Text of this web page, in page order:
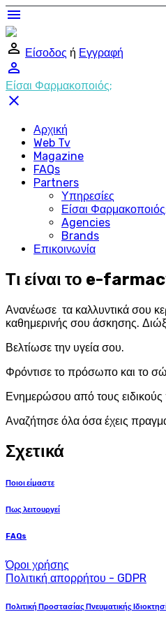
menu
perm_identity Είσοδος ή Εγγραφή
perm_identity
Είσαι Φαρμακοποιός;
close
Αρχική
Web Tv
Magazine
FAQs
Partners
Υπηρεσίες
Είσαι
Agencies
Brands
Επικοινωνία
Τι είναι το e-
Ανανέωσε τα καλλυντικά σου
καθημερινής σου άσκησης.
Βελτίωσε την υγεία σου.
Φρόντισε το πρόσωπο και το
Ενημερώσου από τους ειδικούς
Αναζήτησε όλα όσα έχεις
Σχετικά
Ποιοι είμαστε
Πως λειτουργεί
FAQs
Όροι χρήσης
Πολιτική απορρήτου - GDPR
Πολιτική Προστασίας Πνευματικής